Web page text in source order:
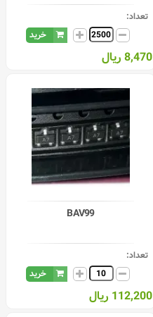
تعداد:
خرید
8,470 ریال
BAV99
تعداد:
خرید
112,200 ریال